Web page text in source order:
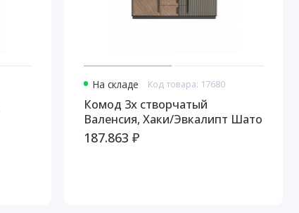
На складе Код товара: 17680
Комод 3х створчатый
Валенсия, Хаки/Эвкалипт Шато
187.863 ₽